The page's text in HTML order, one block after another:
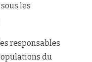
les
responsables
du